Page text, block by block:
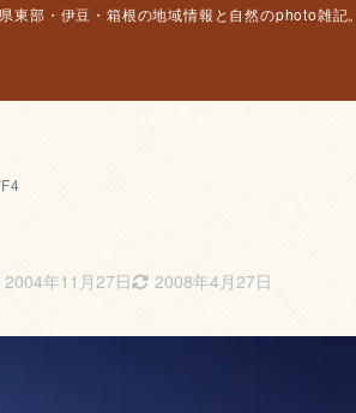
部・伊豆・箱根の地域情報と自然のphoto雑記。
2004年11月27日 2008年4月27日